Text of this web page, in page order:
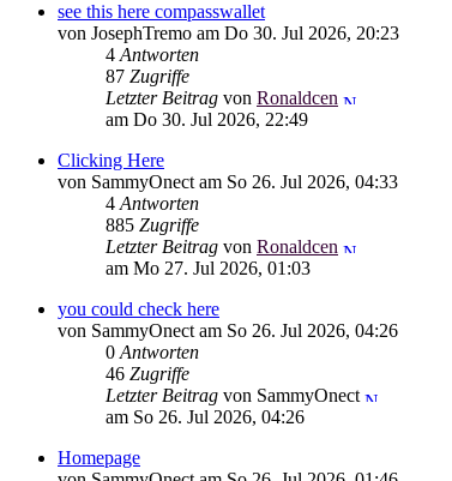
see this here compasswallet
von JosephTremo am Do 30. Jul 2026, 20:23
4 Antworten
87 Zugriffe
Letzter Beitrag von Ronaldcen
am Do 30. Jul 2026, 22:49
Clicking Here
von SammyOnect am So 26. Jul 2026, 04:33
4 Antworten
885 Zugriffe
Letzter Beitrag von Ronaldcen
am Mo 27. Jul 2026, 01:03
you could check here
von SammyOnect am So 26. Jul 2026, 04:26
0 Antworten
46 Zugriffe
Letzter Beitrag von SammyOnect
am So 26. Jul 2026, 04:26
Homepage